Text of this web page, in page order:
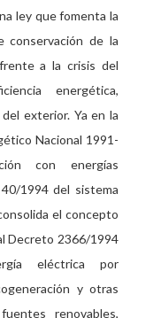
ley que fomenta la
conservación de la
a la crisis del
energética,
exterior. Ya en la
Nacional 1991-
con energías
1994 del sistema
el concepto
Decreto 2366/1994
eléctrica por
y otras
renovables,